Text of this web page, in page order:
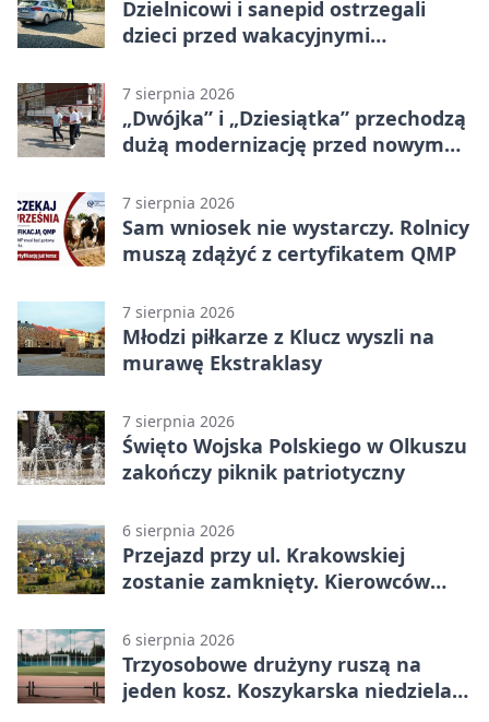
Dzielnicowi i sanepid ostrzegali
dzieci przed wakacyjnymi
7 sierpnia 2026
„Dwójka” i „Dziesiątka” przechodzą
dużą modernizację przed nowym
7 sierpnia 2026
Sam wniosek nie wystarczy. Rolnicy
muszą zdążyć z certyfikatem QMP
7 sierpnia 2026
Młodzi piłkarze z Klucz wyszli na
murawę Ekstraklasy
7 sierpnia 2026
Święto Wojska Polskiego w Olkuszu
zakończy piknik patriotyczny
6 sierpnia 2026
Przejazd przy ul. Krakowskiej
zostanie zamknięty. Kierowców
6 sierpnia 2026
Trzyosobowe drużyny ruszą na
jeden kosz. Koszykarska niedziela